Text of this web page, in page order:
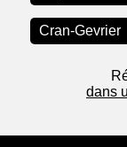
Cran-Gevrier
dans